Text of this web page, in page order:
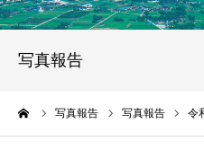
写真報告
写真報告 写真報告 令